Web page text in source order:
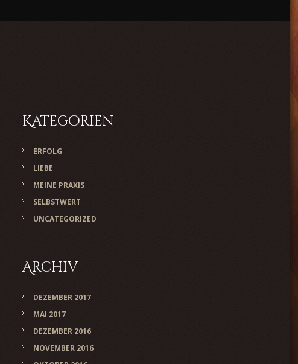
Kategorien
ERFOLG
LIEBE
MEINE PRAXIS
SELBSTWERT
UNCATEGORIZED
Archiv
DEZEMBER 2017
MAI 2017
DEZEMBER 2016
NOVEMBER 2016